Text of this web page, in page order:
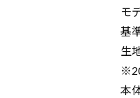
モ
基
生
本